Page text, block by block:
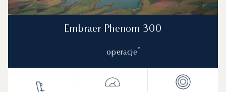
Embraer Phenom 300
operacje*